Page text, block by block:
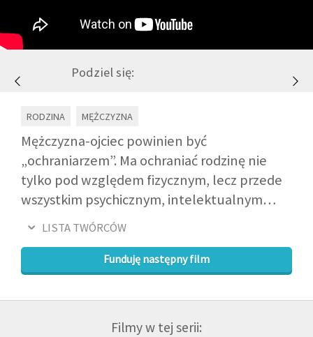
WESPRZYJ NAS
PARTNERZY
NEWSLETTER
DLA MEDIÓW
Podziel się:
RODZINA MĘŻCZYZNA
Mężczyzna-ojciec powinien być
„ochraniarzem”. Ma ochraniać rodzinę nie
tylko pod względem fizycznym, lecz przede
wszystkim psychicznym, intelektualnym…
LISTA TWÓRCÓW
Funduję następny film
Filmy w tej serii: